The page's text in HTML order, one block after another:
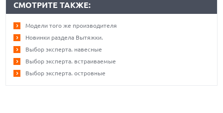
СМОТРИТЕ ТАКЖЕ:
Модели того же производителя
Новинки раздела Вытяжки.
Выбор эксперта. навесные
Выбор эксперта. встраиваемые
Выбор эксперта. островные